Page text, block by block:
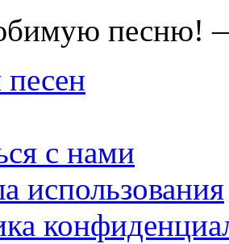
песню!
с нами
использования